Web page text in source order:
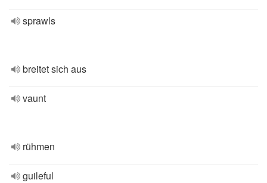
sprawls
breitet sich aus
vaunt
rühmen
guileful